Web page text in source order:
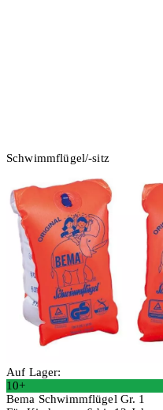
Schwimmflügel/-sitz
Auf Lager:
10+
Bema Schwimmflügel Gr. 1